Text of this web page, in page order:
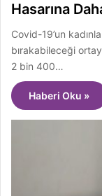
Hasarına
Covid-19’un
bırakabileceği
2 bin 400…
Haberi Oku »